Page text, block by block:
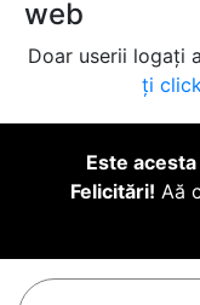
web
Doar userii logați
ți
Este
Felicitări! Aă